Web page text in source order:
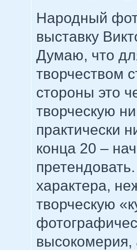
Народный
выставку
Думаю, что
творчеством
стороны это
творческую
практически
конца 20 –
характера,
творческую